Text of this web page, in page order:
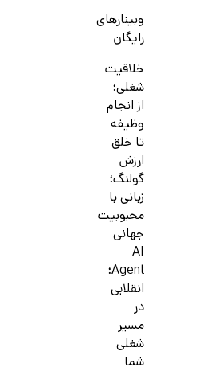
وبینارهای
رایگان
خلاقیت
شغلی؛
از انجام
وظیفه
تا خلق
ارزش
گولنگ؛
زبانی با
محبوبیت
جهانی
AI
Agent؛
انقلابی
در
مسیر
شغلی